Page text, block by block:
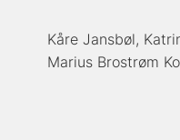
Kåre Jansbøl
Marius Brostrøm